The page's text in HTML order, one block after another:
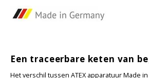
Sorama
UK Underwater Kinetics
Een traceerbare keten van
Het verschil tussen ATEX apparatuur Made